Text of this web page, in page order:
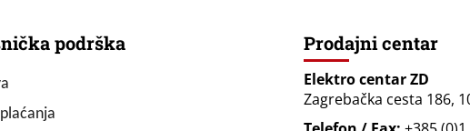
podrška Prodajni centar
Elektro centar ZD
Zagrebačka cesta 186,